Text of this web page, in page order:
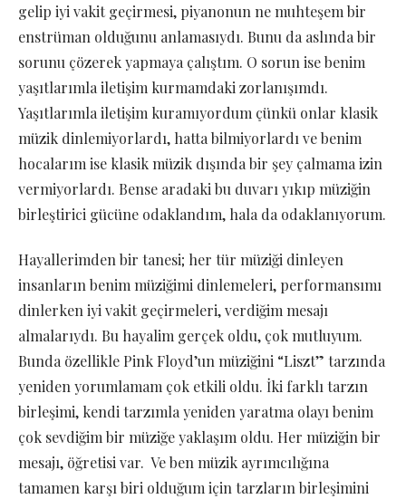
gelip iyi vakit geçirmesi, piyanonun ne muhteşem bir
enstrüman olduğunu anlamasıydı. Bunu da aslında bir
sorunu çözerek yapmaya çalıştım. O sorun ise benim
yaşıtlarımla iletişim kurmamdaki zorlanışımdı.
Yaşıtlarımla iletişim kuramıyordum çünkü onlar klasik
müzik dinlemiyorlardı, hatta bilmiyorlardı ve benim
hocalarım ise klasik müzik dışında bir şey çalmama izin
vermiyorlardı. Bense aradaki bu duvarı yıkıp müziğin
birleştirici gücüne odaklandım, hala da odaklanıyorum.
Hayallerimden bir tanesi; her tür müziği dinleyen
insanların benim müziğimi dinlemeleri, performansımı
dinlerken iyi vakit geçirmeleri, verdiğim mesajı
almalarıydı. Bu hayalim gerçek oldu, çok mutluyum.
Bunda özellikle Pink Floyd’un müziğini “Liszt” tarzında
yeniden yorumlamam çok etkili oldu. İki farklı tarzın
birleşimi, kendi tarzımla yeniden yaratma olayı benim
çok sevdiğim bir müziğe yaklaşım oldu. Her müziğin bir
mesajı, öğretisi var. Ve ben müzik ayrımcılığına
tamamen karşı biri olduğum için tarzların birleşimini